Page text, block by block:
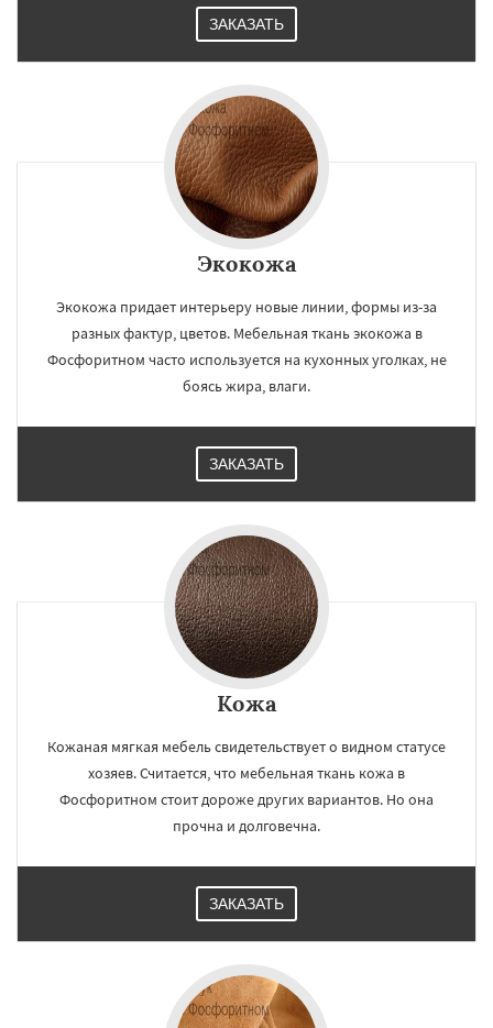
Работаем по
ЗАКАЗАТЬ
Экокожа
Экокожа придает интерьеру новые линии, формы из-за
разных фактур, цветов. Мебельная ткань экокожа в
Фосфоритном часто используется на кухонных уголках, не
боясь жира, влаги.
ЗАКАЗАТЬ
Кожа
Кожаная мягкая мебель свидетельствует о видном статусе
хозяев. Считается, что мебельная ткань кожа в
Фосфоритном стоит дороже других вариантов. Но она
прочна и долговечна.
ЗАКАЗАТЬ
УЗНАТЬ ПОДРОБНЕЕ